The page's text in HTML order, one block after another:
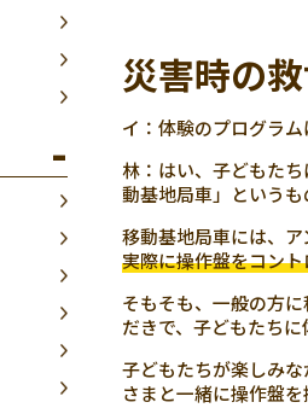
災害時の
イ：体験のプログラム
林：はい、子どもた
動基地局車」という
移動基地局車には、
実際に操作盤をコン
そもそも、一般の方
だきで、子どもたちに
子どもたちが楽しみ
さまと一緒に操作盤